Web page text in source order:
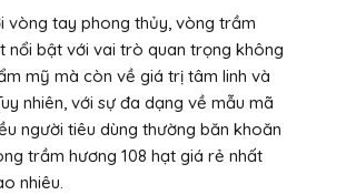
vòng tay phong thủy, vòng trầm
nổi bật với vai trò quan trọng không
mỹ mà còn về giá trị tâm linh và
nhiên, với sự đa dạng về mẫu mã
người tiêu dùng thường băn khoăn
trầm hương 108 hạt giá rẻ nhất
nhiêu.